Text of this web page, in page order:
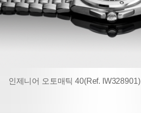
인제니어 오토매틱 40(Ref. IW328901)